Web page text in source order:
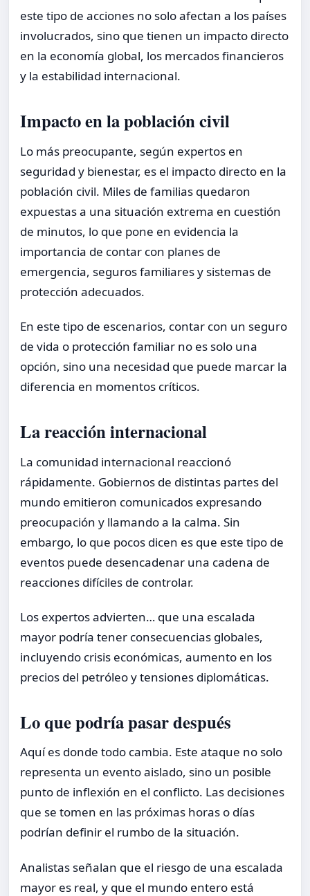
este tipo de acciones no solo afectan a los países
involucrados, sino que tienen un impacto directo
en la economía global, los mercados financieros
y la estabilidad internacional.
Impacto en la población civil
Lo más preocupante, según expertos en
seguridad y bienestar, es el impacto directo en la
población civil. Miles de familias quedaron
expuestas a una situación extrema en cuestión
de minutos, lo que pone en evidencia la
importancia de contar con planes de
emergencia, seguros familiares y sistemas de
protección adecuados.
En este tipo de escenarios, contar con un seguro
de vida o protección familiar no es solo una
opción, sino una necesidad que puede marcar la
diferencia en momentos críticos.
La reacción internacional
La comunidad internacional reaccionó
rápidamente. Gobiernos de distintas partes del
mundo emitieron comunicados expresando
preocupación y llamando a la calma. Sin
embargo, lo que pocos dicen es que este tipo de
eventos puede desencadenar una cadena de
reacciones difíciles de controlar.
Los expertos advierten… que una escalada
mayor podría tener consecuencias globales,
incluyendo crisis económicas, aumento en los
precios del petróleo y tensiones diplomáticas.
Lo que podría pasar después
Aquí es donde todo cambia. Este ataque no solo
representa un evento aislado, sino un posible
punto de inflexión en el conflicto. Las decisiones
que se tomen en las próximas horas o días
podrían definir el rumbo de la situación.
Analistas señalan que el riesgo de una escalada
mayor es real, y que el mundo entero está